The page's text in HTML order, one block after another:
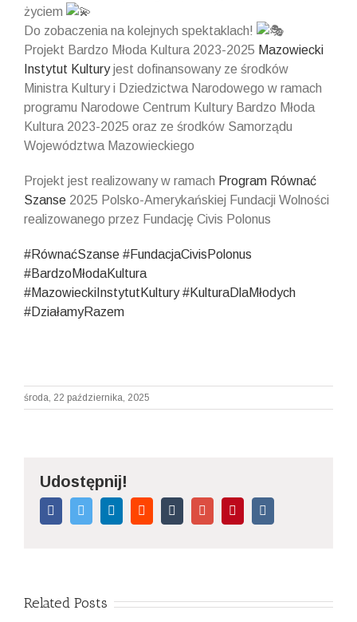
życiem
Do zobaczenia na kolejnych spektaklach!
Projekt Bardzo Młoda Kultura 2023-2025 Mazowiecki
Instytut Kulturyjest dofinansowany ze środków
Ministra Kultury i Dziedzictwa Narodowego w ramach
programu Narodowe Centrum Kultury Bardzo Młoda
Kultura 2023-2025 oraz ze środków Samorządu
Województwa Mazowieckiego
Projekt jest realizowany w ramach Program Równać
Szanse 2025 Polsko-Amerykańskiej Fundacji Wolności
realizowanego przez Fundację Civis Polonus
#RównaćSzanse #FundacjaCivisPolonus
#BardzoMłodaKultura
#MazowieckiInstytutKultury #KulturaDlaMłodych
#DziałamyRazem
środa, 22 października, 2025
Udostępnij!
FacebookTwitter LinkedinReddit Tumblr Google+Pinterest
Related Posts